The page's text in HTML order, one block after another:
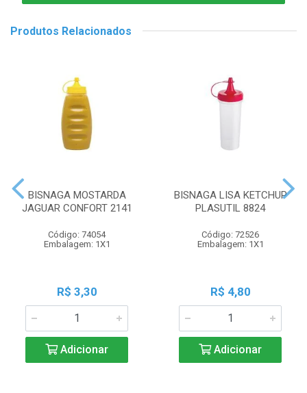
Produtos Relacionados
BISNAGA MOSTARDA
JAGUAR CONFORT 2141
Código: 74054
Embalagem: 1X1
R$ 3,30
Adicionar
BISNAGA LISA KETCHUP
PLASUTIL 8824
Código: 72526
Embalagem: 1X1
R$ 4,80
Adicionar